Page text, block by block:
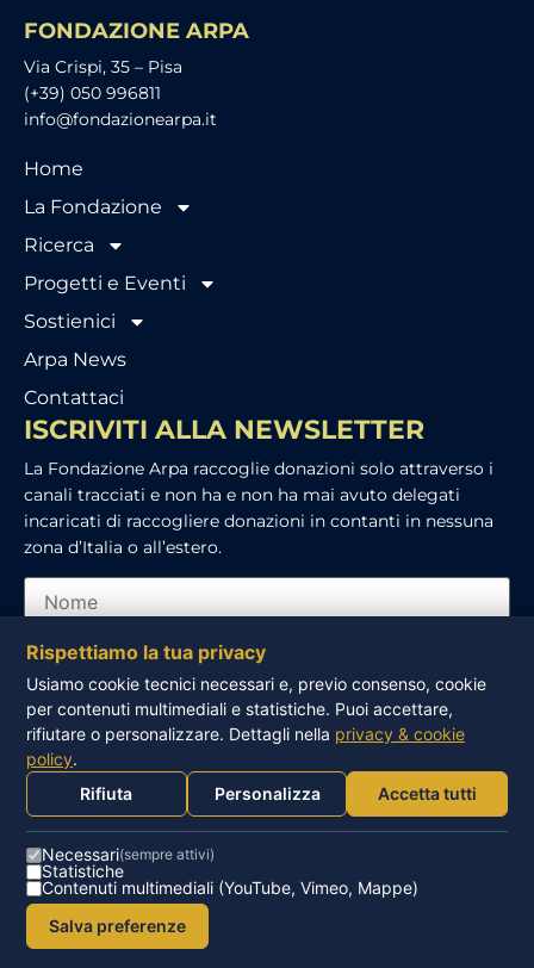
FONDAZIONE ARPA
Via Crispi, 35 – Pisa
(+39) 050 996811
info@fondazionearpa.it
Home
La Fondazione
Ricerca
Progetti e Eventi
Sostienici
Arpa News
Contattaci
ISCRIVITI ALLA NEWSLETTER
La Fondazione Arpa raccoglie donazioni solo attraverso i
canali tracciati e non ha e non ha mai avuto delegati
incaricati di raccogliere donazioni in contanti in nessuna
zona d’Italia o all’estero.
Ho letto e accetto l’informativa sulla privacy
© FONDAZIONE ARPA – ONLUS – P.IVA 93016260502 |
Privacy Policy|Cookie Policy
Rispettiamo la tua privacy
Usiamo cookie tecnici necessari e, previo consenso, cookie
per contenuti multimediali e statistiche. Puoi accettare,
rifiutare o personalizzare. Dettagli nella privacy & cookie
policy.
Rifiuta
Personalizza Accetta tutti
Necessari(sempre attivi)
Statistiche
Contenuti multimediali (YouTube, Vimeo, Mappe)
Salva preferenze